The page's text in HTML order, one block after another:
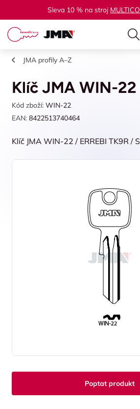
Sleva 10 % na stroj
JMA profily A–Z
Klíč JMA WIN-22
Kód zboží: WIN-22
EAN: 8422513740464
Klíč JMA WIN-22 / ERREBI TK9R /
Poptat produkt